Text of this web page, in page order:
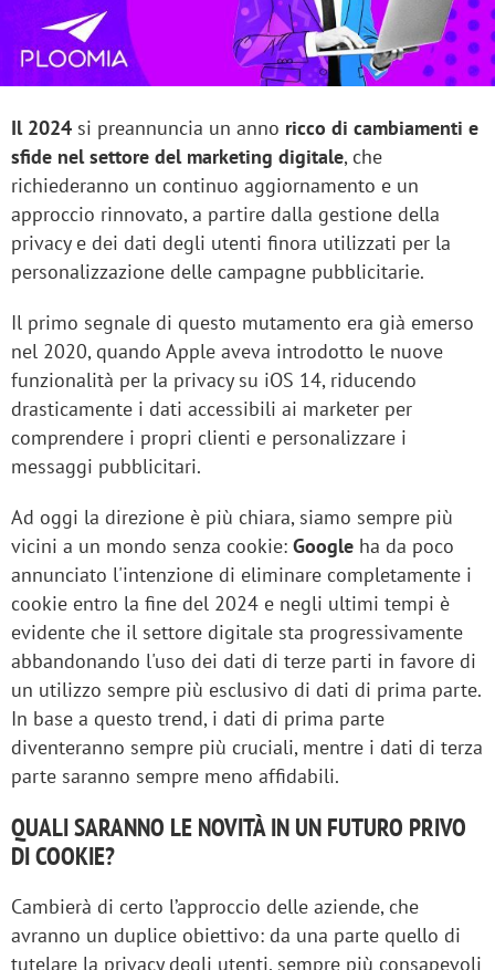
Il 2024 si preannuncia un anno ricco di cambiamenti e
sfide nel settore del marketing digitale, che
richiederanno un continuo aggiornamento e un
approccio rinnovato, a partire dalla gestione della
privacy e dei dati degli utenti finora utilizzati per la
personalizzazione delle campagne pubblicitarie.
Il primo segnale di questo mutamento era già emerso
nel 2020, quando Apple aveva introdotto le nuove
funzionalità per la privacy su iOS 14, riducendo
drasticamente i dati accessibili ai marketer per
comprendere i propri clienti e personalizzare i
messaggi pubblicitari.
Ad oggi la direzione è più chiara, siamo sempre più
vicini a un mondo senza cookie: Google ha da poco
annunciato l'intenzione di eliminare completamente i
cookie entro la fine del 2024 e negli ultimi tempi è
evidente che il settore digitale sta progressivamente
abbandonando l'uso dei dati di terze parti in favore di
un utilizzo sempre più esclusivo di dati di prima parte.
In base a questo trend, i dati di prima parte
diventeranno sempre più cruciali, mentre i dati di terza
parte saranno sempre meno affidabili.
QUALI SARANNO LE NOVITÀ IN UN FUTURO PRIVO
DI COOKIE?
Cambierà di certo l’approccio delle aziende, che
avranno un duplice obiettivo: da una parte quello di
tutelare la privacy degli utenti, sempre più consapevoli